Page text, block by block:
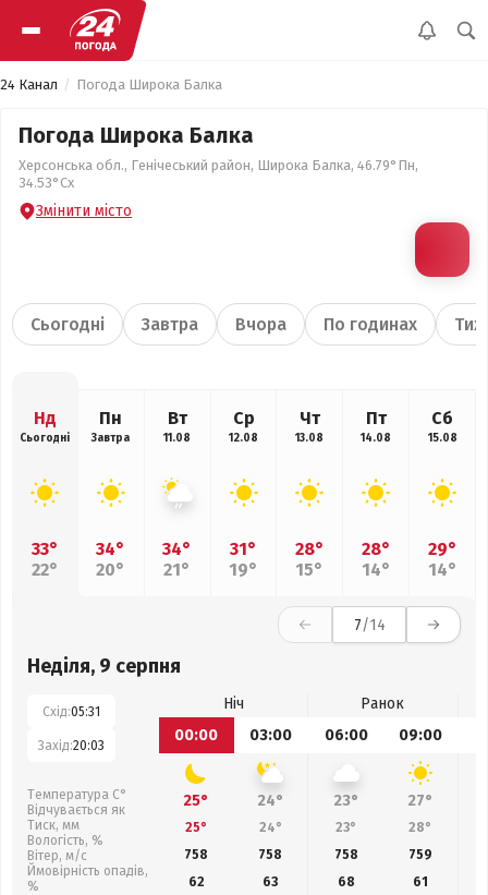
24 Канал Погода Широка Балка
Погода Широка Балка
Херсонська обл., Генічеський район, Широка Балка, 46.79°Пн,
34.53°Сх
Змінити місто
Сьогодні Завтра Вчора По годинах
Нд
Сьогодні
33°
22°
Пн
Завтра
34°
20°
Вт
11.08
34°
21°
Ср
12.08
31°
19°
Чт
13.08
28°
15°
Пт
14.08
28°
14°
Сб
15.08
29°
14°
7/14
Неділя, 9 серпня
Схід:05:31
Захід:20:03
Температура С°
Відчувається як
Тиск, мм
Вологість, %
Вітер, м/с
Ймовірність опадів,
%
Ніч
Ранок
00:00
03:00 06:00 09:00
25° 24° 23° 27°
25° 24° 23° 28°
758
758 758 759
62
63 68 61